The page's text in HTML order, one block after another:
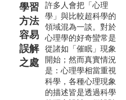
學習
方法
容易
誤解
之處
許多人會把「心理
學」與比較超科學的
領域混為一談。對於
心理學的好奇蠻常是
從諸如「催眠」現象
開始；然而真實情況
是：心理學相當重視
科學，各種心理現象
的描述皆是透過科學